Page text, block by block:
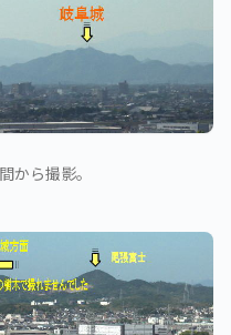
から撮影。